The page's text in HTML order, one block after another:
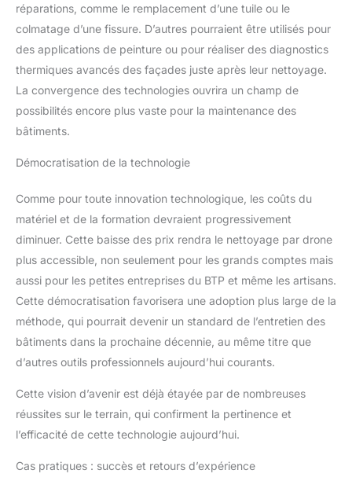
réparations, comme le remplacement d’une tuile ou le
colmatage d’une fissure. D’autres pourraient être utilisés pour
des applications de peinture ou pour réaliser des diagnostics
thermiques avancés des façades juste après leur nettoyage.
La convergence des technologies ouvrira un champ de
possibilités encore plus vaste pour la maintenance des
bâtiments.
Démocratisation de la technologie
Comme pour toute innovation technologique, les coûts du
matériel et de la formation devraient progressivement
diminuer. Cette baisse des prix rendra le nettoyage par drone
plus accessible, non seulement pour les grands comptes mais
aussi pour les petites entreprises du BTP et même les artisans.
Cette démocratisation favorisera une adoption plus large de la
méthode, qui pourrait devenir un standard de l’entretien des
bâtiments dans la prochaine décennie, au même titre que
d’autres outils professionnels aujourd’hui courants.
Cette vision d’avenir est déjà étayée par de nombreuses
réussites sur le terrain, qui confirment la pertinence et
l’efficacité de cette technologie aujourd’hui.
Cas pratiques : succès et retours d’expérience